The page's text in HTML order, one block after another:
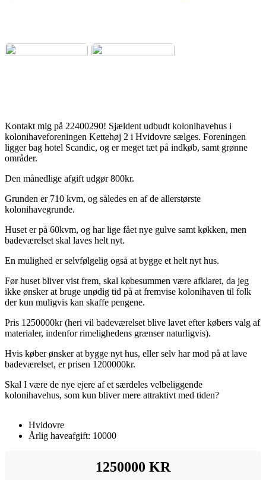
Kontakt mig på 22400290! Sjældent udbudt kolonihavehus i
kolonihaveforeningen Kettehøj 2 i Hvidovre sælges. Foreningen
ligger bag hotel Scandic, og er meget tæt på indkøb, samt grønne
områder.
Den månedlige afgift udgør 800kr.
Grunden er 710 kvm, og således en af de allerstørste
kolonihavegrunde.
Huset er på 60kvm, og har lige fået nye gulve samt køkken, men
badeværelset skal laves helt nyt.
En mulighed er selvfølgelig også at bygge et helt nyt hus.
Før huset bliver vist frem, skal købesummen være afklaret, da jeg
ikke ønsker at bruge unødig tid på at fremvise kolonihaven til folk
der kun muligvis kan skaffe pengene.
Pris 1250000kr (heri vil badeværelset blive lavet efter købers valg af
materialer, indenfor rimelighedens grænser naturligvis).
Hvis køber ønsker at bygge nyt hus, eller selv har mod på at lave
badeværelset, er prisen 1200000kr.
Skal I være de nye ejere af et særdeles velbeliggende
kolonihavehus, som kun bliver mere attraktivt med tiden?
Hvidovre
Årlig haveafgift: 10000
1250000 KR